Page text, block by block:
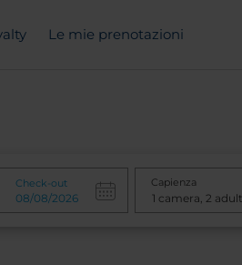
Le mie prenotazioni
Check-out Capienza